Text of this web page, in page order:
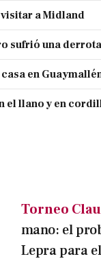
visitar a Midland
sufrió una
en
el llano y en
Torneo
mano: el
Lepra para